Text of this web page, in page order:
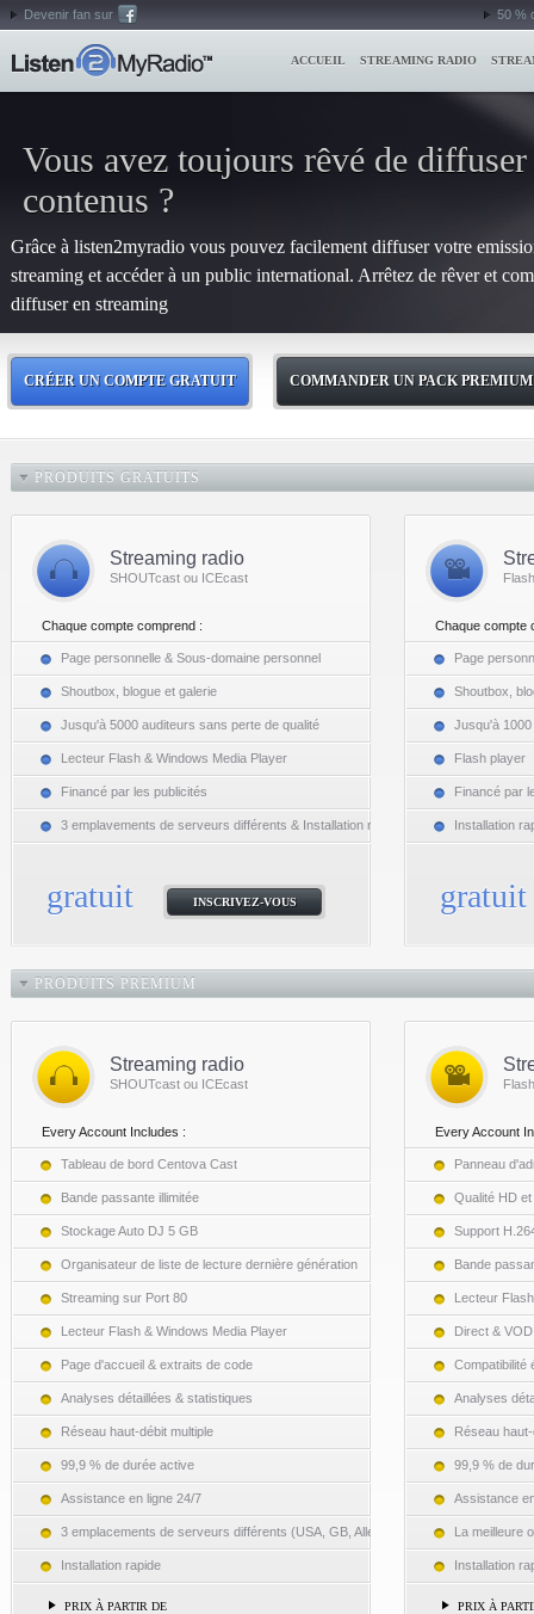
Devenir fan sur 50 %
ACCUEIL STREAMING RADIO
Vous avez toujours rêvé de
contenus ?
Grâce à listen2myradio vous pouvez facilement diffuser votre
streaming et accéder à un public international. Arrêtez de rêver et
diffuser en streaming
CRÉER UN COMPTE GRATUIT COMMANDER UN PACK PREMIUM
PRODUITS GRATUITS
Streaming radio
SHOUTcast ou ICEcast
Chaque compte comprend :
Page personnelle & Sous-domaine personnel
Shoutbox, blogue et galerie
Jusqu'à 5000 auditeurs sans perte de qualité
Lecteur Flash & Windows Media Player
Financé par les publicités
3 emplavements de serveurs différents & Installation rapide
gratuit INSCRIVEZ-VOUS
Chaque compte
Page
Shoutbox,
Jusqu'à
Flash player
Financé par
Installation
gratuit
PRODUITS PREMIUM
Streaming radio
SHOUTcast ou ICEcast
Every Account Includes :
Tableau de bord Centova Cast
Bande passante illimitée
Stockage Auto DJ 5 GB
Organisateur de liste de lecture dernière génération
Streaming sur Port 80
Lecteur Flash & Windows Media Player
Page d'accueil & extraits de code
Analyses détaillées & statistiques
Réseau haut-débit multiple
99,9 % de durée active
Assistance en ligne 24/7
3 emplacements de serveurs différents (USA, GB, Allemagne)
Installation rapide
PRIX À PARTIR DE
Every Account
Panneau
Qualité HD
Support
Bande
Lecteur Flash
Direct & VOD
Compatibilité
Analyses
Réseau
99,9 % de
Assistance
La meilleure
Installation
PRIX À